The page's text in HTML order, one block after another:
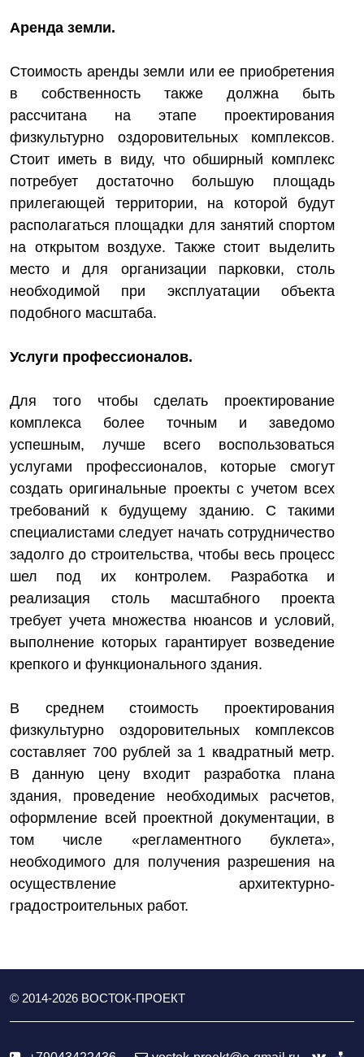
Аренда земли.
Стоимость аренды земли или ее приобретения
в собственность также должна быть
рассчитана на этапе проектирования
физкультурно оздоровительных комплексов.
Стоит иметь в виду, что обширный комплекс
потребует достаточно большую площадь
прилегающей территории, на которой будут
располагаться площадки для занятий спортом
на открытом воздухе. Также стоит выделить
место и для организации парковки, столь
необходимой при эксплуатации объекта
подобного масштаба.
Услуги профессионалов.
Для того чтобы сделать проектирование
комплекса более точным и заведомо
успешным, лучше всего воспользоваться
услугами профессионалов, которые смогут
создать оригинальные проекты с учетом всех
требований к будущему зданию. С такими
специалистами следует начать сотрудничество
задолго до строительства, чтобы весь процесс
шел под их контролем. Разработка и
реализация столь масштабного проекта
требует учета множества нюансов и условий,
выполнение которых гарантирует возведение
крепкого и функционального здания.
В среднем стоимость проектирования
физкультурно оздоровительных комплексов
составляет 700 рублей за 1 квадратный метр.
В данную цену входит разработка плана
здания, проведение необходимых расчетов,
оформление всей проектной документации, в
том числе «регламентного буклета»,
необходимого для получения разрешения на
осуществление архитектурно-
градостроительных работ.
© 2014-2026 ВОСТОК-ПРОЕКТ